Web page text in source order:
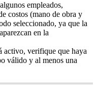
algunos empleados,
costos (mano de obra y
seleccionado, ya que la
aparezcan en la
activo, verifique que haya
válido y al menos una